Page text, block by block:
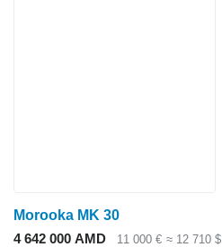
Morooka MK 30
4 642 000 AMD
11 000 € ≈ 12 710 $